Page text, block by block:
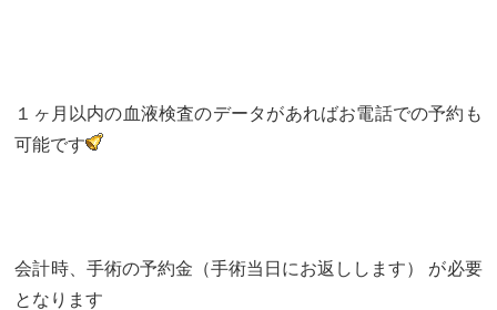
１ヶ月以内の血液検査のデータがあればお電話での予約も
可能です
会計時、手術の予約金（手術当日にお返しします） が必要
となります